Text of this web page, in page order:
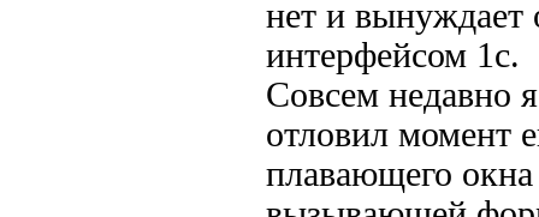
нет и вынуждает
интерфейсом 1с.
Совсем недавно
отловил момент
плавающего